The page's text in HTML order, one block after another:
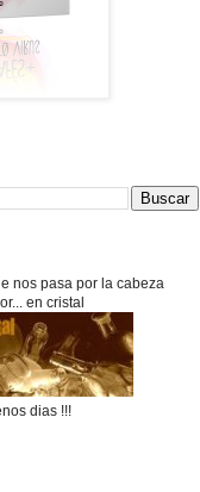
nos pasa por la cabeza
en cristal
dias !!!